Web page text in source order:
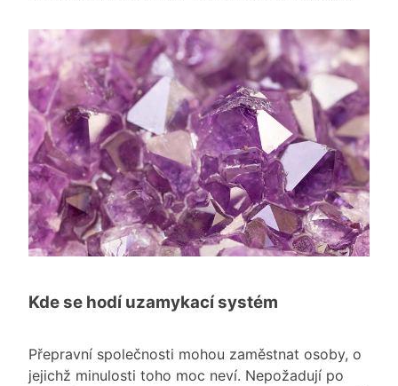
Kde se hodí uzamykací systém
Přepravní společnosti mohou zaměstnat osoby, o
jejichž minulosti toho moc neví. Nepožadují po